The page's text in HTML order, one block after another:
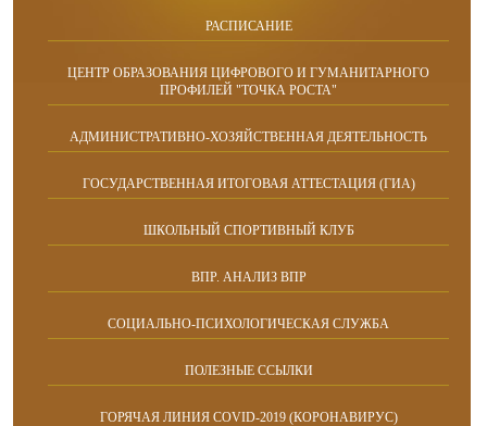
РАСПИСАНИЕ
ЦЕНТР ОБРАЗОВАНИЯ ЦИФРОВОГО И ГУМАНИТАРНОГО
ПРОФИЛЕЙ "ТОЧКА РОСТА"
АДМИНИСТРАТИВНО-ХОЗЯЙСТВЕННАЯ ДЕЯТЕЛЬНОСТЬ
ГОСУДАРСТВЕННАЯ ИТОГОВАЯ АТТЕСТАЦИЯ (ГИА)
ШКОЛЬНЫЙ СПОРТИВНЫЙ КЛУБ
ВПР. АНАЛИЗ ВПР
СОЦИАЛЬНО-ПСИХОЛОГИЧЕСКАЯ СЛУЖБА
ПОЛЕЗНЫЕ ССЫЛКИ
ГОРЯЧАЯ ЛИНИЯ COVID-2019 (КОРОНАВИРУС)